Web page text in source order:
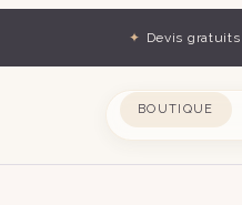
✦ Devis
BOUTIQUE